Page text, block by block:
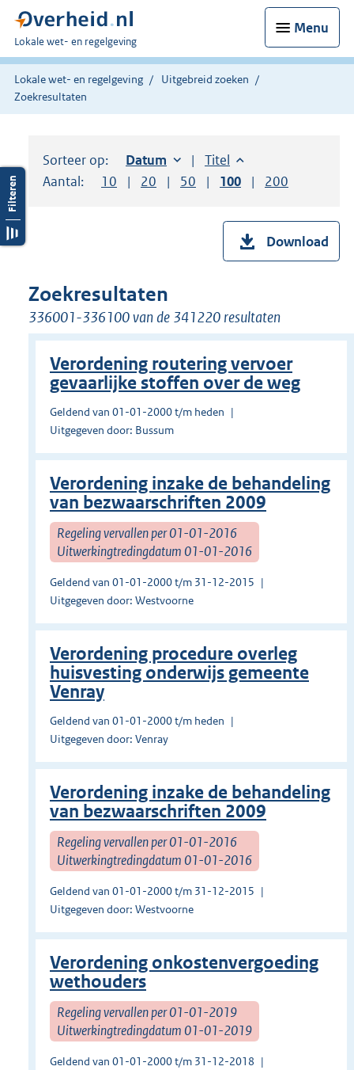
Menu
U
bent
hier:
Lokale wet- en regelgeving
Lokale wet- en regelgeving
Uitgebreid zoeken
Zoekresultaten
Sorteer op: Sorteer op:
Datum oplopendSorteer op:
Titel oplopend
Aantal:
Toon
10 resultaten per pagina
Toon
20 resultaten per pagina
Toon
50 resultaten per pagina
Toon
100 resultaten per
Toon
200
Download
Zoekresultaten
336001-336100 van de 341220 resultaten
Verordening routering vervoer
gevaarlijke stoffen over de weg
Geldend van 01-01-2000 t/m heden
Uitgegeven door: Bussum
Verordening inzake de behandeling
van bezwaarschriften 2009
Regeling vervallen per 01-01-2016
Uitwerkingtredingdatum 01-01-2016
Geldend van 01-01-2000 t/m 31-12-2015
Uitgegeven door: Westvoorne
Verordening procedure overleg
huisvesting onderwijs gemeente
Venray
Geldend van 01-01-2000 t/m heden
Uitgegeven door: Venray
Verordening inzake de behandeling
van bezwaarschriften 2009
Regeling vervallen per 01-01-2016
Uitwerkingtredingdatum 01-01-2016
Geldend van 01-01-2000 t/m 31-12-2015
Uitgegeven door: Westvoorne
Verordening onkostenvergoeding
wethouders
Regeling vervallen per 01-01-2019
Uitwerkingtredingdatum 01-01-2019
Geldend van 01-01-2000 t/m 31-12-2018